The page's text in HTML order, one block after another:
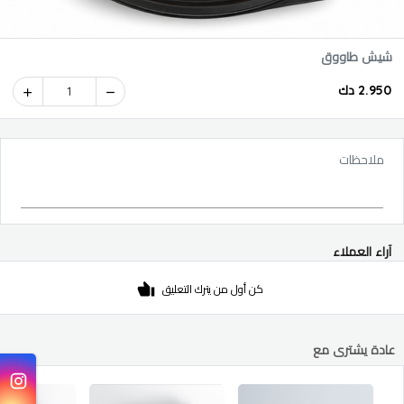
شيش طاووق
2.950 دك 1
ملاحظات
آراء العملاء
كن أول من يترك التعليق
عادة يشترى مع